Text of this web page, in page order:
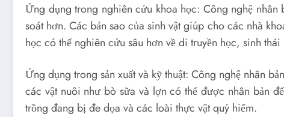
Ứng dụng trong nghiên cứu khoa học: Công nghệ
soát hơn. Các bản sao của sinh vật giúp cho các nhà
học có thể nghiên cứu sâu hơn về di truyền học, sinh
Ứng dụng trong sản xuất và kỹ thuật: Công nghệ nhân
các vật nuôi như bò sữa và lợn có thể được nhân bản
trồng đang bị đe dọa và các loài thực vật quý hiếm.